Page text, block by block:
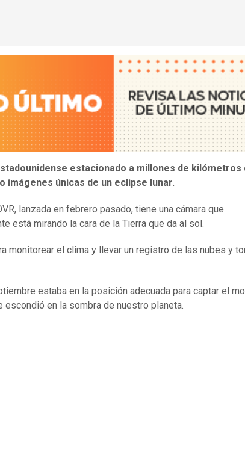
estacionado a millones de kilómetros
imágenes únicas de un eclipse lunar.
lanzada en febrero pasado, tiene una cámara que
está mirando la cara de la Tierra que da al sol.
monitorear el clima y llevar un registro de las nubes y
estaba en la posición adecuada para captar el
escondió en la sombra de nuestro planeta.